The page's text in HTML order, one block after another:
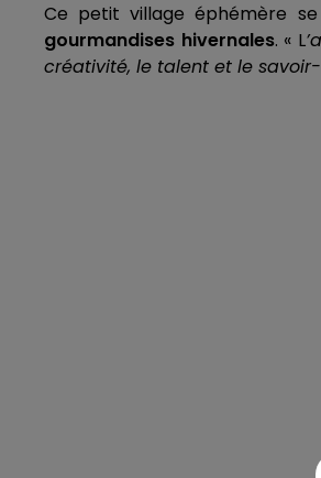
Ce petit village éphémère
gourmandises hivernales. « L
créativité, le talent et le